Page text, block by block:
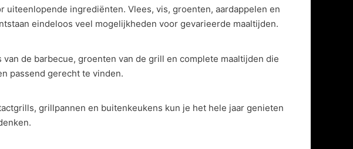
ingrediënten. Vlees, vis, groenten, aardappelen en
eindeloos veel mogelijkheden voor gevarieerde maaltijden.
de barbecue, groenten van de grill en complete maaltijden die
passend gerecht te vinden.
grillpannen en buitenkeukens kun je het hele jaar genieten